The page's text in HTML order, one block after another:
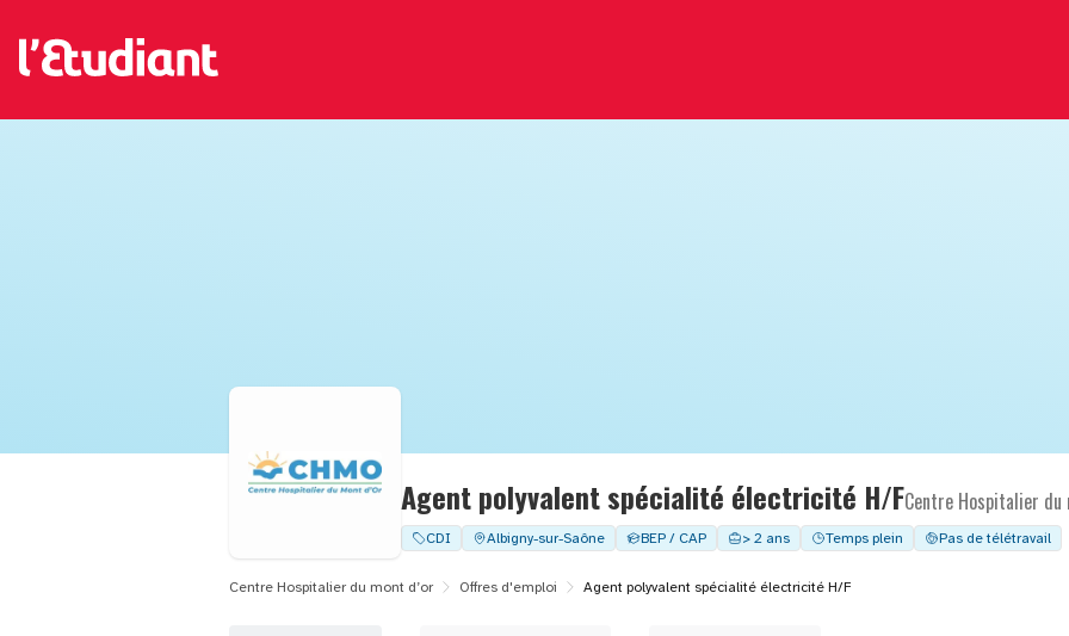
Agent polyvalent spécialité électricité H/FCentre Hospitalier du
CDI Albigny-sur-Saône BEP / CAP > 2 ans Temps plein Pas de télétravail
Centre Hospitalier du mont d’or Offres d'emploi Agent polyvalent spécialité électricité H/F